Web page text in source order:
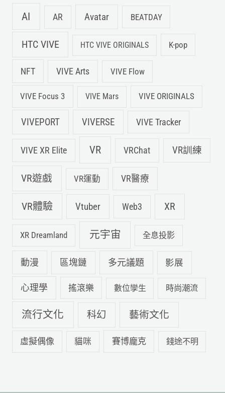
AI AR Avatar BEATDAY
HTC VIVE HTC VIVE ORIGINALS K-pop
NFT VIVE Arts VIVE Flow
VIVE Focus 3 VIVE Mars VIVE ORIGINALS
VIVEPORT VIVERSE VIVE Tracker
VIVE XR Elite VR VRChat VR訓練
VR遊戲 VR運動 VR醫療
VR體驗 Vtuber Web3 XR
XR Dreamland 元宇宙 全息投影
動漫 區塊鏈 多元議題 影展
心理學 搖滾樂 數位孿生 時尚潮流
流行文化 科幻 藝術文化
虛擬偶像 貓咪 賽博龐克 錢途不明